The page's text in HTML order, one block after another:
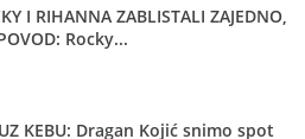
I RIHANNA ZABLISTALI ZAJEDNO,
Rocky...
UZ KEBU: Dragan Kojić snimo spot